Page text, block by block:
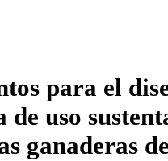
para el
uso
ganaderas